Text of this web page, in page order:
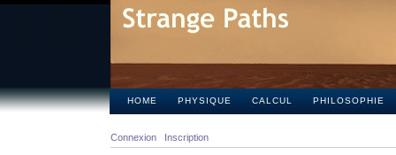
HOME PHYSIQUE CALCUL PHILOSOPHIE
Connexion Inscription